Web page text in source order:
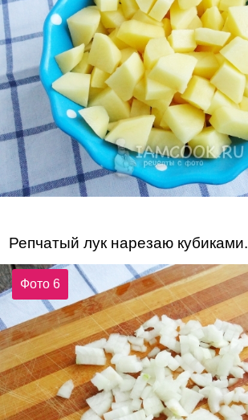
Репчатый лук нарезаю кубиками.
Фото 6